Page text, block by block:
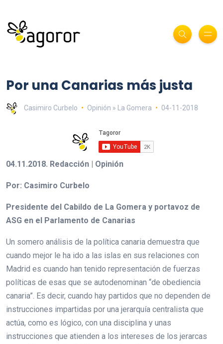
Por una Canarias más justa
Casimiro Curbelo Opinión » La Gomera 04-11-2018
04.11.2018. Redacción | Opinión
Por: Casimiro Curbelo
Presidente del Cabildo de La Gomera y portavoz de
ASG en el Parlamento de Canarias
Un somero análisis de la política canaria demuestra que
cuando mejor le ha ido a las islas en sus relaciones con
Madrid es cuando han tenido representación de fuerzas
políticas de esas que se autodenominan “de obediencia
canaria”. Es decir, cuando hay partidos que no dependen de
instrucciones impartidas por una jerarquía centralista que
actúa, como es lógico, con una disciplina y unas
instrucciones que atienden a los intereses de los jerarcas